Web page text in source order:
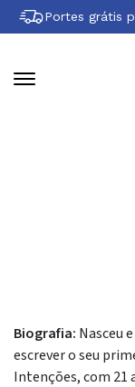
Pular
para
principal
Portes grátis
Biografia: Nasceu
escrever o seu
Intenções, com 21